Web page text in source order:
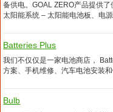
备供电。GOAL ZERO产品提供
太阳能系统 – 太阳能电池板、电
Batteries Plus
我们不仅仅是一家电池商店，
方案、手机维修、汽车电池安装
Bulb